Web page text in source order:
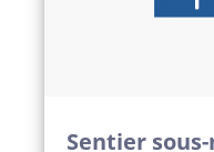
Sentier